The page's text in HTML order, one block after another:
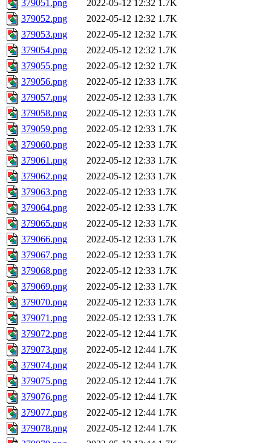
379051.png
2022-05-12 12:32 1.7K
379052.png
2022-05-12 12:32 1.7K
379053.png
2022-05-12 12:32 1.7K
379054.png
2022-05-12 12:32 1.7K
379055.png
2022-05-12 12:32 1.7K
379056.png
2022-05-12 12:33 1.7K
379057.png
2022-05-12 12:33 1.7K
379058.png
2022-05-12 12:33 1.7K
379059.png
2022-05-12 12:33 1.7K
379060.png
2022-05-12 12:33 1.7K
379061.png
2022-05-12 12:33 1.7K
379062.png
2022-05-12 12:33 1.7K
379063.png
2022-05-12 12:33 1.7K
379064.png
2022-05-12 12:33 1.7K
379065.png
2022-05-12 12:33 1.7K
379066.png
2022-05-12 12:33 1.7K
379067.png
2022-05-12 12:33 1.7K
379068.png
2022-05-12 12:33 1.7K
379069.png
2022-05-12 12:33 1.7K
379070.png
2022-05-12 12:33 1.7K
379071.png
2022-05-12 12:33 1.7K
379072.png
2022-05-12 12:44 1.7K
379073.png
2022-05-12 12:44 1.7K
379074.png
2022-05-12 12:44 1.7K
379075.png
2022-05-12 12:44 1.7K
379076.png
2022-05-12 12:44 1.7K
379077.png
2022-05-12 12:44 1.7K
379078.png
2022-05-12 12:44 1.7K